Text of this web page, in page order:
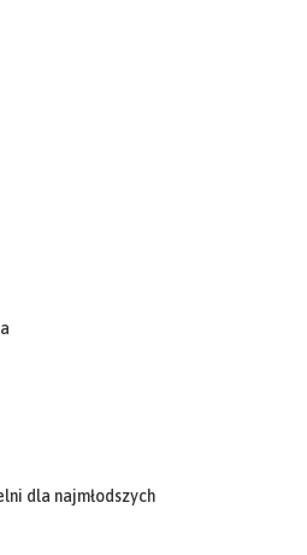
dla najmłodszych